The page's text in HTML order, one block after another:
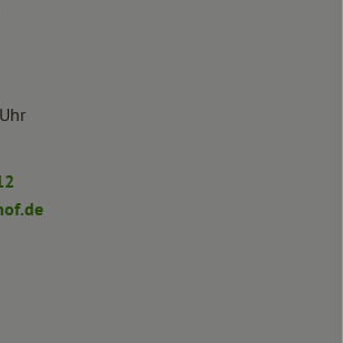
https://www.bioland.de/verbraucher
zu https://www.oekokiste.de/